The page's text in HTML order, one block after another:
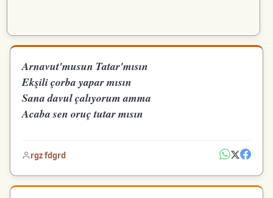
Arnavut'musun Tatar'mısın
Ekşili çorba yapar mısın
Sana davul çalıyorum amma
Acaba sen oruç tutar mısın
rgz fdgrd